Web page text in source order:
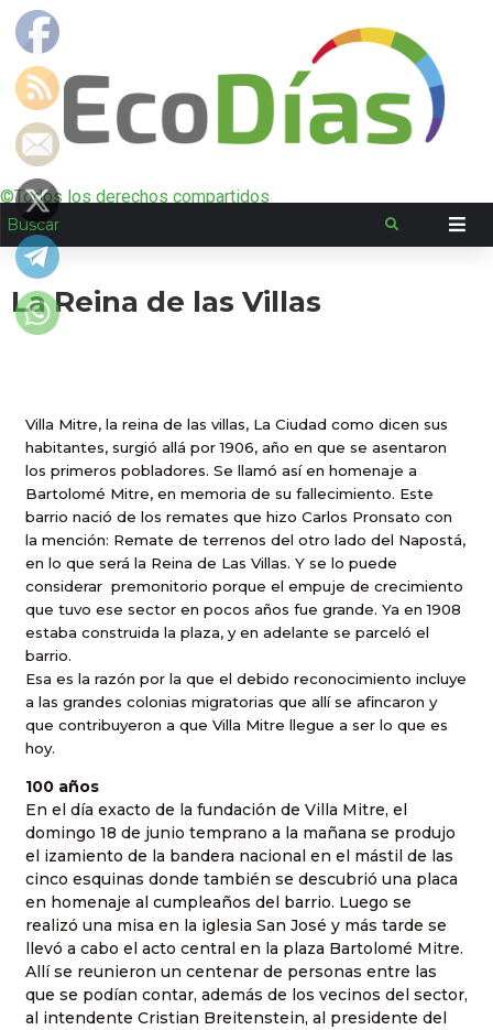
©Todos los derechos compartidos
La Reina de las Villas
Villa Mitre, la reina de las villas, La Ciudad como dicen sus
habitantes, surgió allá por 1906, año en que se asentaron
los primeros pobladores. Se llamó así en homenaje a
Bartolomé Mitre, en memoria de su fallecimiento. Este
barrio nació de los remates que hizo Carlos Pronsato con
la mención: Remate de terrenos del otro lado del Napostá,
en lo que será la Reina de Las Villas. Y se lo puede
considerar premonitorio porque el empuje de crecimiento
que tuvo ese sector en pocos años fue grande. Ya en 1908
estaba construida la plaza, y en adelante se parceló el
barrio.
Esa es la razón por la que el debido reconocimiento incluye
a las grandes colonias migratorias que allí se afincaron y
que contribuyeron a que Villa Mitre llegue a ser lo que es
hoy.
100 años
En el día exacto de la fundación de Villa Mitre, el
domingo 18 de junio temprano a la mañana se produjo
el izamiento de la bandera nacional en el mástil de las
cinco esquinas donde también se descubrió una placa
en homenaje al cumpleaños del barrio. Luego se
realizó una misa en la iglesia San José y más tarde se
llevó a cabo el acto central en la plaza Bartolomé Mitre.
Allí se reunieron un centenar de personas entre las
que se podían contar, además de los vecinos del sector,
al intendente Cristian Breitenstein, al presidente del